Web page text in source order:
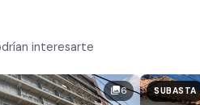
interesarte
photo_library6 SUBASTA